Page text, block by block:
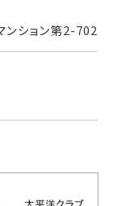
ション第2-702